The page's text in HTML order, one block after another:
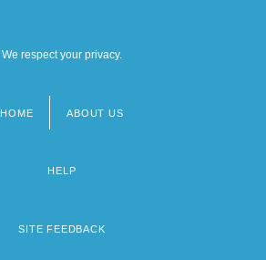
We respect your privacy.
HOME ABOUT US
HELP
SITE FEEDBACK